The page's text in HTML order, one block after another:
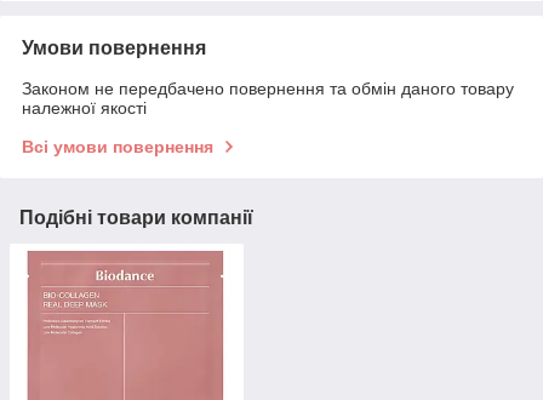
Умови повернення
Законом не передбачено повернення та обмін даного товару
належної якості
Всі умови повернення
Подібні товари компанії